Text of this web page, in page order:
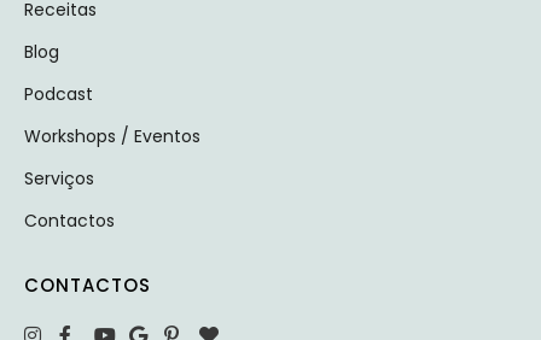
Receitas
Blog
Podcast
Workshops / Eventos
Serviços
Contactos
CONTACTOS